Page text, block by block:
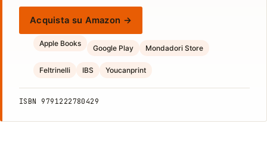
Acquista su Amazon →
Apple Books
Google Play Mondadori Store
Feltrinelli IBS Youcanprint
ISBN 9791222780429